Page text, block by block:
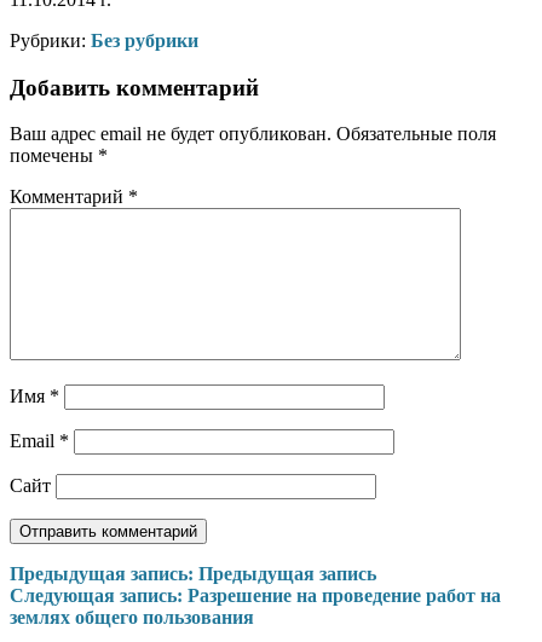
Рубрики: Без рубрики
Добавить комментарий
Ваш адрес email не будет опубликован. Обязательные поля
помечены *
Комментарий *
Имя *
Email *
Сайт
Навигация
по
Предыдущая запись: Предыдущая запись
Следующая запись: Разрешение на проведение работ на
землях общего пользования